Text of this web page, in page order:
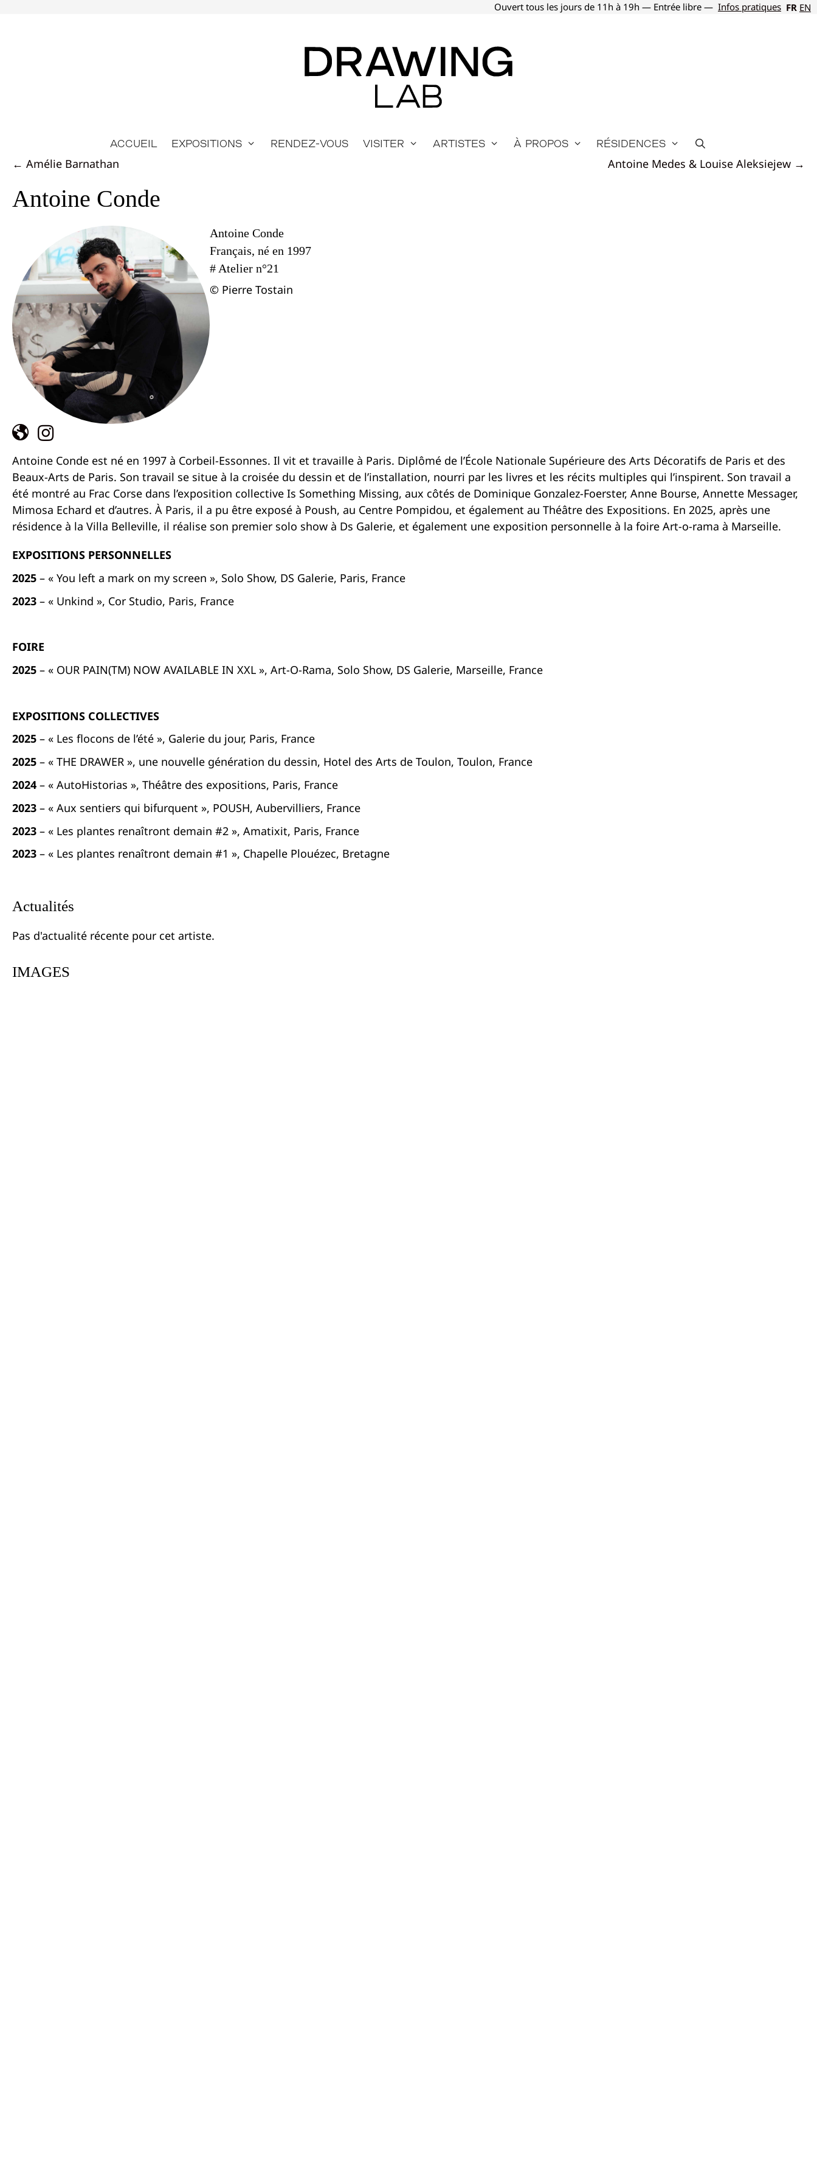
Ouvert tous les jours de 11h à 19h — Entrée libre — Infos pratiques FR EN
Accueil Expositions Rendez-vous Visiter Artistes À propos Résidences
Posts
← Amélie Barnathan Antoine Medes & Louise Aleksiejew →
Antoine Conde
Antoine Conde
Français, né en 1997
# Atelier n°21
© Pierre Tostain
Antoine Conde est né en 1997 à Corbeil-Essonnes. Il vit et travaille à Paris. Diplômé de l’École Nationale Supérieure des Arts Décoratifs de Paris et des
Beaux-Arts de Paris. Son travail se situe à la croisée du dessin et de l’installation, nourri par les livres et les récits multiples qui l’inspirent. Son travail a
été montré au Frac Corse dans l’exposition collective Is Something Missing, aux côtés de Dominique Gonzalez-Foerster, Anne Bourse, Annette Messager,
Mimosa Echard et d’autres. À Paris, il a pu être exposé à Poush, au Centre Pompidou, et également au Théâtre des Expositions. En 2025, après une
résidence à la Villa Belleville, il réalise son premier solo show à Ds Galerie, et également une exposition personnelle à la foire Art-o-rama à Marseille.
EXPOSITIONS PERSONNELLES
2025 – « You left a mark on my screen », Solo Show, DS Galerie, Paris, France
2023 – « Unkind », Cor Studio, Paris, France
FOIRE
2025 – « OUR PAIN(TM) NOW AVAILABLE IN XXL », Art-O-Rama, Solo Show, DS Galerie, Marseille, France
EXPOSITIONS COLLECTIVES
2025 – « Les flocons de l’été », Galerie du jour, Paris, France
2025 – « THE DRAWER », une nouvelle génération du dessin, Hotel des Arts de Toulon, Toulon, France
2024 – « AutoHistorias », Théâtre des expositions, Paris, France
2023 – « Aux sentiers qui bifurquent », POUSH, Aubervilliers, France
2023 – « Les plantes renaîtront demain #2 », Amatixit, Paris, France
2023 – « Les plantes renaîtront demain #1 », Chapelle Plouézec, Bretagne
Actualités
Pas d'actualité récente pour cet artiste.
IMAGES